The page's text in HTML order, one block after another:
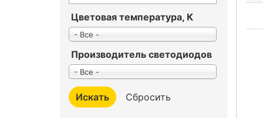
Цветовая температура, К
- Все -
Производитель светодиодов
- Все -